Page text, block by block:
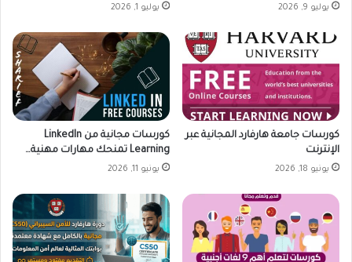
يوليو 9, 2026 يوليو 1, 2026
كورسات جامعة هارفارد المجانية عبر
الإنترنت
يونيو 18, 2026
كورسات مجانية من LinkedIn
Learning تمنحك مهارات مهنية…
يونيو 11, 2026